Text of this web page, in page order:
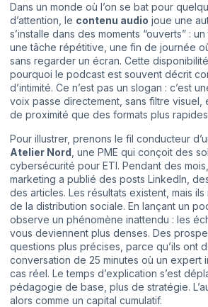
Dans un monde où l’on se bat pour
d’attention, le contenu audio joue une
s’installe dans des moments “ouverts” :
une tâche répétitive, une fin de journée
sans regarder un écran. Cette
pourquoi le podcast est souvent décrit
d’intimité. Ce n’est pas un slogan : c’est
voix passe directement, sans filtre visuel,
de proximité que des formats plus
Pour illustrer, prenons le fil conducteur
Atelier Nord , une PME qui conçoit des
cybersécurité pour ETI. Pendant des
marketing a publié des posts LinkedIn,
des articles. Les résultats existent, mais
de la distribution sociale. En lançant un
observe un phénomène inattendu : les
vous deviennent plus denses. Des
questions plus précises, parce qu’ils ont
conversation de 25 minutes où un expert
cas réel. Le temps d’explication s’est
pédagogie de base, plus de stratégie.
alors comme un capital cumulatif.